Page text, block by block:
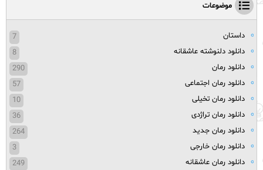
موضوعات
داستان
7
دانلود دلنوشته عاشقانه
8
دانلود رمان
290
دانلود رمان اجتماعی
57
دانلود رمان تخیلی
10
دانلود رمان تراژدی
36
دانلود رمان جدید
264
دانلود رمان خارجی
3
دانلود رمان عاشقانه
249